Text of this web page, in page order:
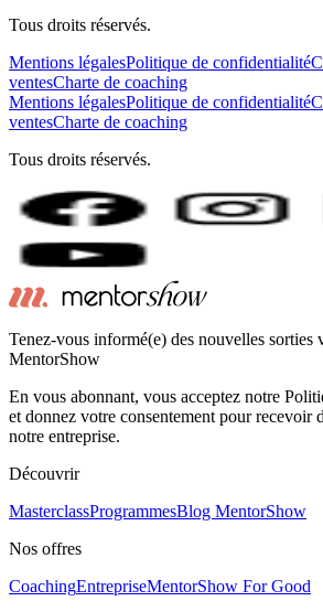
Tous droits réservés.
Mentions légalesPolitique de confidentialité
ventesCharte de coaching
Mentions légalesPolitique de confidentialité
ventesCharte de coaching
Tous droits réservés.
Tenez-vous informé(e) des nouvelles sorties
MentorShow
En vous abonnant, vous acceptez notre
et donnez votre consentement pour recevoir
notre entreprise.
Découvrir
MasterclassProgrammesBlog MentorShow
Nos offres
CoachingEntrepriseMentorShow For Good